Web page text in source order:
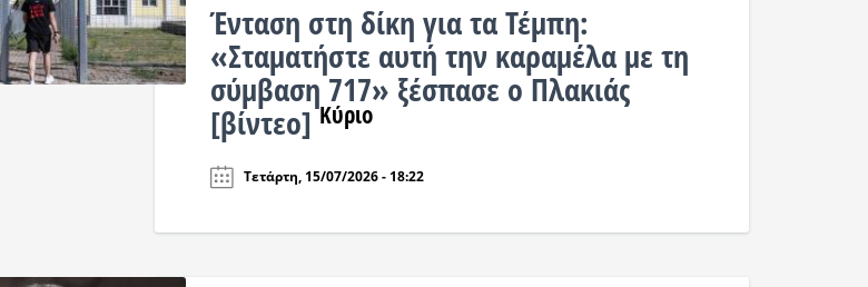
Ένταση στη δίκη για τα Τέμπη:
«Σταματήστε αυτή την καραμέλα με τη
σύμβαση 717» ξέσπασε ο Πλακιάς
[βίντεο]Κύριο
Τετάρτη, 15/07/2026 - 18:22